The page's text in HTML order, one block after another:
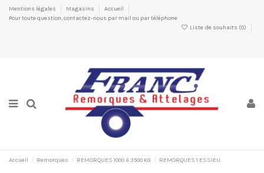
Mentions légales Magasins
Accueil
Pour toute question, contactez-nous par mail ou par téléphone
Liste de souhaits (0)
Accueil Remorques REMORQUES 1000 à 3500 KG REMORQUES 1 ESSIEU